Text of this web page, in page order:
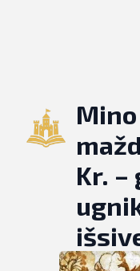
Kr.